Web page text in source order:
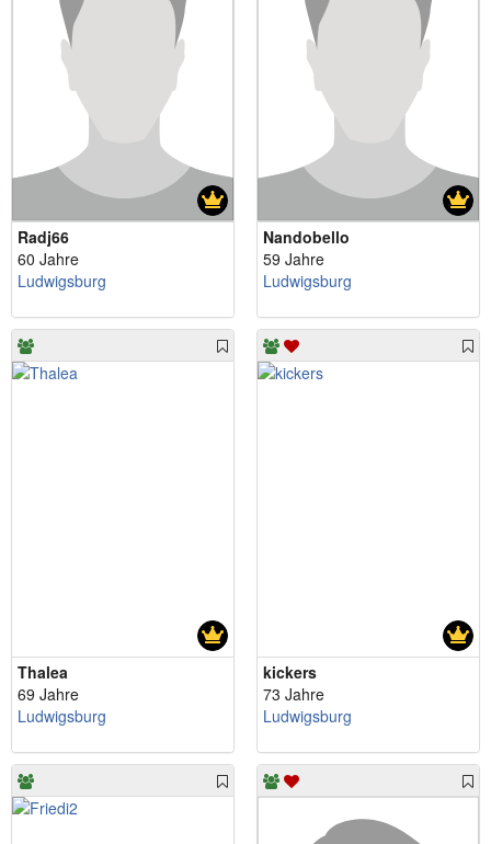
Radj66
60 Jahre
Ludwigsburg
Nandobello
59 Jahre
Ludwigsburg
Thalea
69 Jahre
Ludwigsburg
kickers
73 Jahre
Ludwigsburg